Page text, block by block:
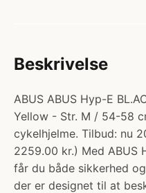
Beskrivelse
ABUS ABUS Hyp-E
Yellow - Str. M / 54-58
cykelhjelme. Tilbud: nu
2259.00 kr.) Med ABUS
får du både sikkerhed
der er designet til at